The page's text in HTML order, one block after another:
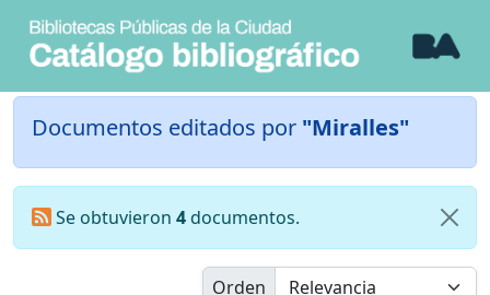
Documentos editados por "Miralles"
Se obtuvieron 4documentos.
Orden